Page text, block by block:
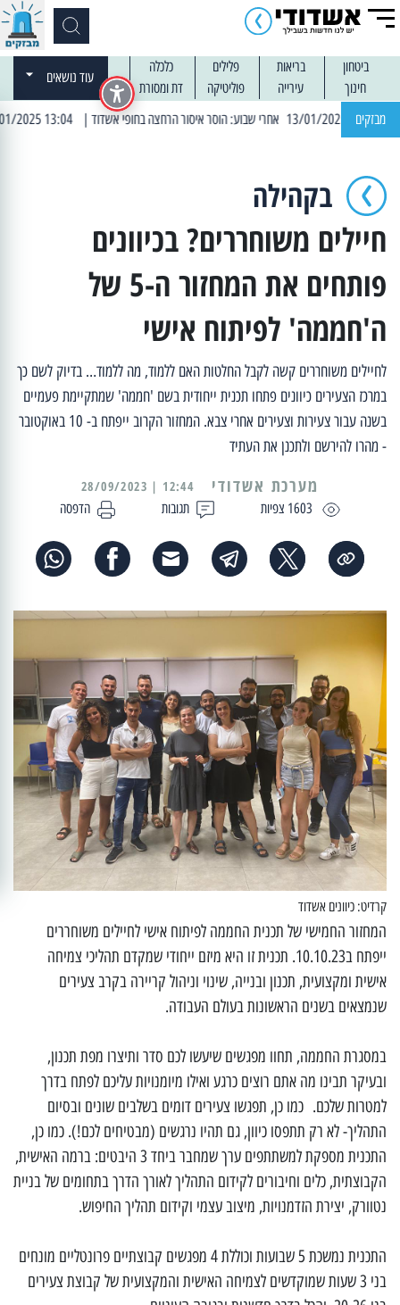
ביטחון בריאות פלילים
כלכלה
חינוך
עירייה פוליטיקה דת ומסורת
עוד נושאים
מבזקים | 13:04 14/01/2025 עובדים בלילות: עבודות קרצוף וריבוד אספלט
בקהילה
חיילים משוחררים? בכיוונים
פותחים את המחזור ה-5 של
ה'חממה' לפיתוח אישי
לחיילים משוחררים קשה לקבל החלטות האם ללמוד, מה ללמוד… בדיוק לשם כך
במרכז הצעירים כיוונים פתחו תכנית ייחודית בשם 'חממה' שמתקיימת פעמיים
בשנה עבור צעירות וצעירים אחרי צבא. המחזור הקרוב ייפתח ב- 10 באוקטובר
- מהרו להירשם ולתכנן את העתיד
1603 צפיות תגובות הדפסה
מערכת אשדודי 12:44 | 28/09/2023
קרדיט: כיוונים אשדוד
המחזור החמישי של תכנית החממה לפיתוח אישי לחיילים משוחררים
ייפתח ב10.10.23. תכנית זו היא מיזם ייחודי שמקדם תהליכי צמיחה
אישית ומקצועית, תכנון ובנייה, שינוי וניהול קריירה בקרב צעירים
שנמצאים בשנים הראשונות בעולם העבודה.
במסגרת החממה, תחוו מפגשים שיעשו לכם סדר ותיצרו מפת תכנון,
ובעיקר תבינו מה אתם רוצים כרגע ואילו מיומנויות עליכם לפתח בדרך
למטרות שלכם. כמו כן, תפגשו צעירים דומים בשלבים שונים ובסיום
התהליך- לא רק תתפסו כיוון, גם תהיו נרגשים (מבטיחים לכם!). כמו כן,
התכנית מספקת למשתתפים ערך שמחבר ביחד 3 היבטים: ברמה האישית,
הקבוצתית, כלים וחיבורים לקידום התהליך לאורך הדרך בתחומים של בניית
נטוורק, יצירת הזדמנויות, מיצוב עצמי וקידום תהליך החיפוש.
התכנית נמשכת 5 שבועות וכוללת 4 מפגשים קבוצתיים פרונטליים מונחים
בני 3 שעות שמוקדשים לצמיחה האישית והמקצועית של קבוצת צעירים